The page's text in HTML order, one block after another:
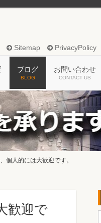
Sitemap PrivacyPolicy
ブログ
BLOG
お問い合わせ
CONTACT US
個人的には大歓迎です。
歓迎で